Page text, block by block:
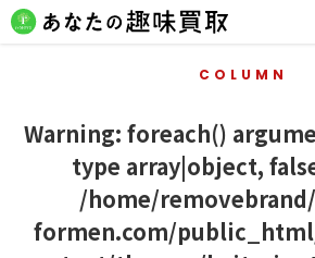
COLUMN
Warning: foreach()
type array|object,
/home/
formen.com/